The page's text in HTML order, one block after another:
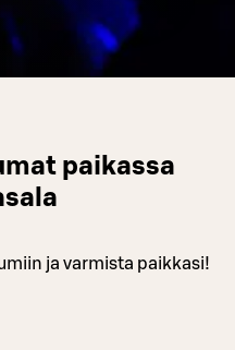
paikassa
ja varmista paikkasi!